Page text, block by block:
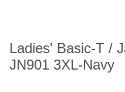
Ladies' Basic-T /
JN901 3XL-Navy